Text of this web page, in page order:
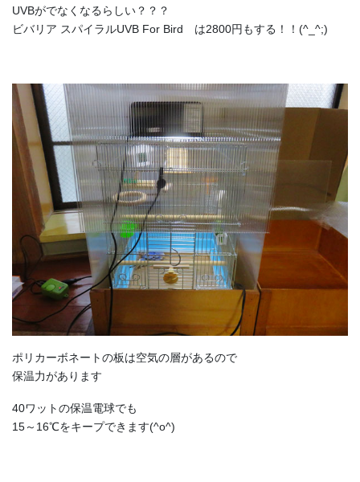
UVBがでなくなるらしい？？？
ビバリア スパイラルUVB For Bird は2800円もする！！(^_^;)
ポリカーボネートの板は空気の層があるので
保温力があります
40ワットの保温電球でも
15～16℃をキープできます(^o^)